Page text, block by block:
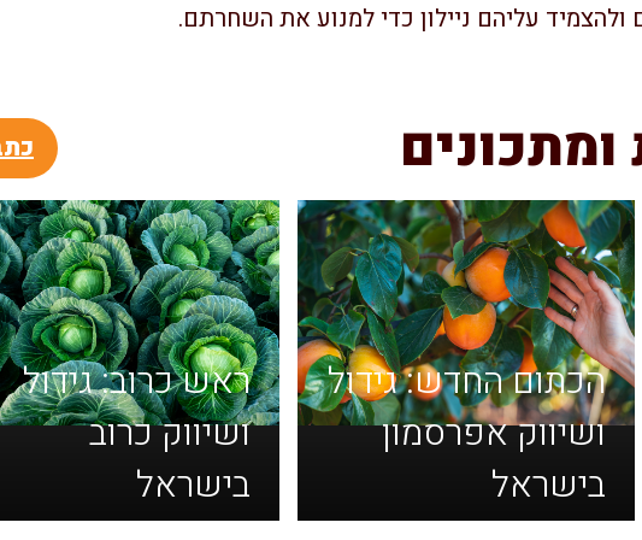
עליהם ניילון כדי למנוע את השחרתם.
הכתום החדש: גידול
ושיווק אפרסמון
בישראל
ראש כרוב: גידול
ושיווק כרוב
בישראל